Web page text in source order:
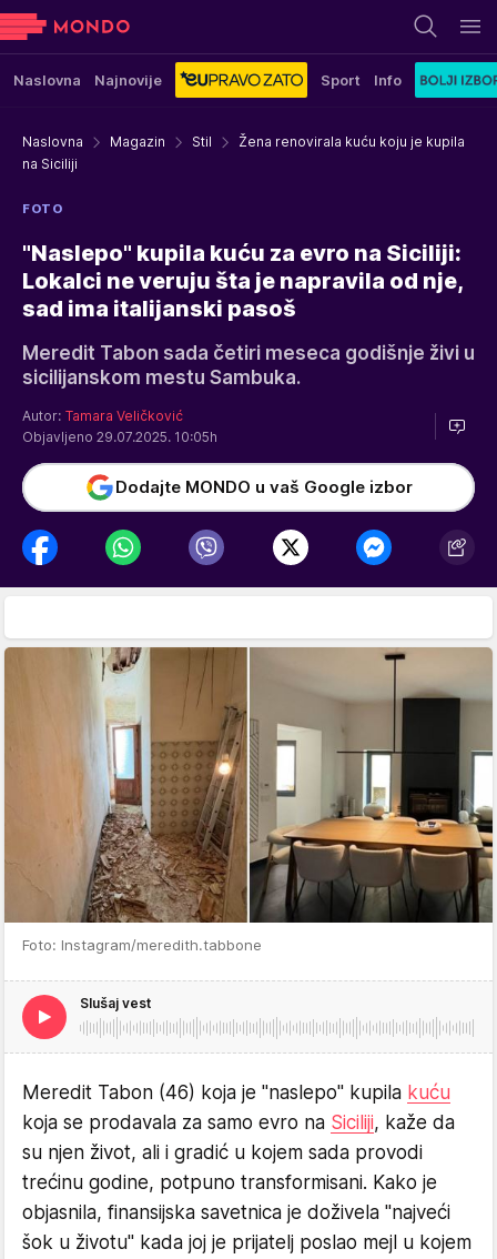
Naslovna Najnovije Sport Info
Naslovna Magazin Stil
Žena renovirala kuću koju je kupila
na Siciliji
FOTO
"Naslepo" kupila kuću za evro na Siciliji:
Lokalci ne veruju šta je napravila od nje,
sad ima italijanski pasoš
Meredit Tabon sada četiri meseca godišnje živi u
sicilijanskom mestu Sambuka.
Autor: Tamara Veličković
Objavljeno 29.07.2025. 10:05h
Dodajte MONDO u vaš Google izbor
Foto: Instagram/meredith.tabbone
Slušaj vest
Meredit Tabon (46) koja je "naslepo" kupila kuću
koja se prodavala za samo evro na Siciliji, kaže da
su njen život, ali i gradić u kojem sada provodi
trećinu godine, potpuno transformisani. Kako je
objasnila, finansijska savetnica je doživela "najveći
šok u životu" kada joj je prijatelj poslao mejl u kojem